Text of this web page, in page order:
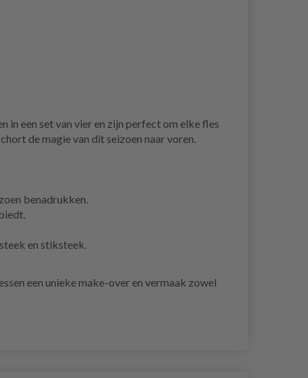
een set van vier en zijn perfect om elke fles
de magie van dit seizoen naar voren.
benadrukken.
en stiksteek.
een unieke make-over en vermaak zowel